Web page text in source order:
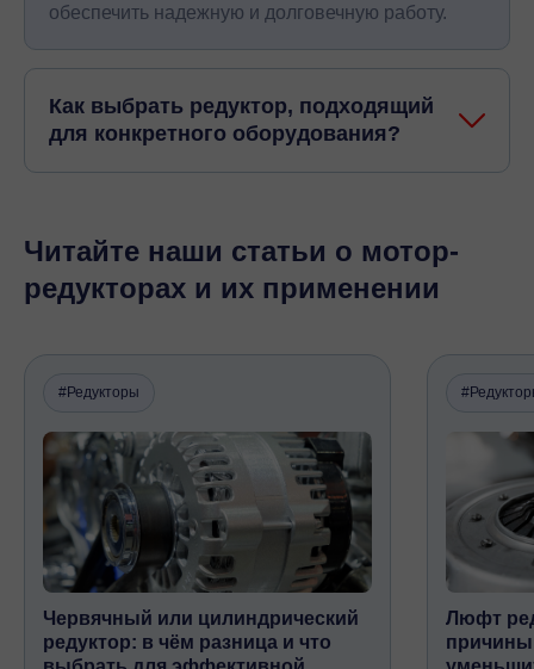
обеспечить надежную и долговечную работу.
Как выбрать редуктор, подходящий
для конкретного оборудования?
Читайте наши статьи о мотор-
редукторах и их применении
#Редукторы
Червячный или цилиндрический
редуктор: в чём разница и что
Люфт